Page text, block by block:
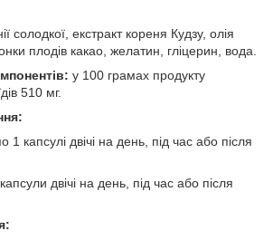
солодкої, екстракт кореня Кудзу, олія
плодів какао, желатин, гліцерин, вода.
у 100 грамах продукту
510 мг.
1 капсулі двічі на день, під час або після
двічі на день, під час або після